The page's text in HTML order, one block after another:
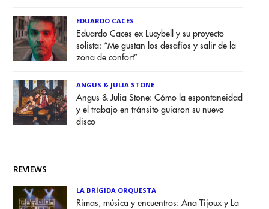
EDUARDO CACES
Eduardo Caces ex Lucybell y su proyecto
solista: “Me gustan los desafíos y salir de la
zona de confort”
ANGUS & JULIA STONE
Angus & Julia Stone: Cómo la espontaneidad
y el trabajo en tránsito guiaron su nuevo
disco
REVIEWS
LA BRÍGIDA ORQUESTA
Rimas, música y encuentros: Ana Tijoux y La